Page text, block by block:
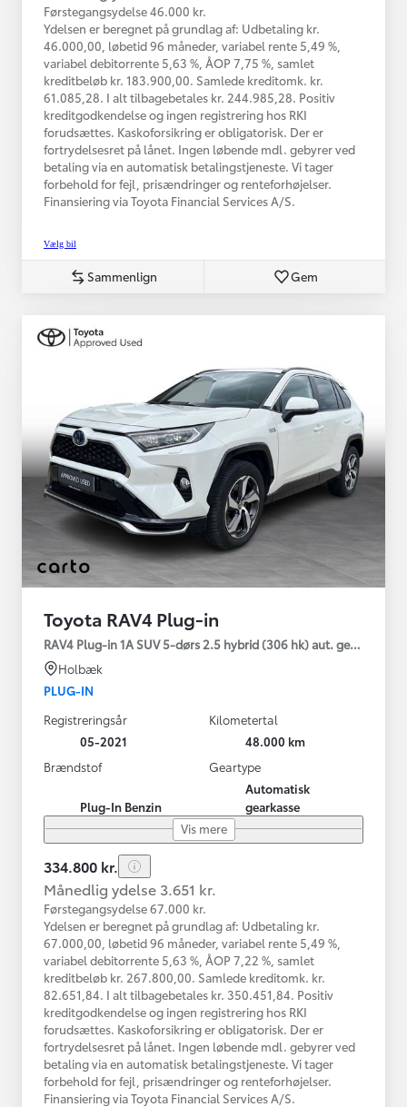
Førstegangsydelse 46.000 kr.
Ydelsen er beregnet på grundlag af: Udbetaling kr.
46.000,00, løbetid 96 måneder, variabel rente 5,49 %,
variabel debitorrente 5,63 %, ÅOP 7,75 %, samlet
kreditbeløb kr. 183.900,00. Samlede kreditomk. kr.
61.085,28. I alt tilbagebetales kr. 244.985,28. Positiv
kreditgodkendelse og ingen registrering hos RKI
forudsættes. Kaskoforsikring er obligatorisk. Der er
fortrydelsesret på lånet. Ingen løbende mdl. gebyrer ved
betaling via en automatisk betalingstjeneste. Vi tager
forbehold for fejl, prisændringer og renteforhøjelser.
Finansiering via Toyota Financial Services A/S.
Vælg bil
Sammenlign Gem
Toyota RAV4 Plug-in
RAV4 Plug-in 1A SUV 5-dørs 2.5 hybrid (306 hk) aut. gear AWD-i
Holbæk
PLUG-IN
Registreringsår
05-2021
Kilometertal
48.000 km
Brændstof
Plug-In Benzin
Geartype
Automatisk
gearkasse
Vis mere
334.800 kr.
Månedlig ydelse 3.651 kr.
Førstegangsydelse 67.000 kr.
Ydelsen er beregnet på grundlag af: Udbetaling kr.
67.000,00, løbetid 96 måneder, variabel rente 5,49 %,
variabel debitorrente 5,63 %, ÅOP 7,22 %, samlet
kreditbeløb kr. 267.800,00. Samlede kreditomk. kr.
82.651,84. I alt tilbagebetales kr. 350.451,84. Positiv
kreditgodkendelse og ingen registrering hos RKI
forudsættes. Kaskoforsikring er obligatorisk. Der er
fortrydelsesret på lånet. Ingen løbende mdl. gebyrer ved
betaling via en automatisk betalingstjeneste. Vi tager
forbehold for fejl, prisændringer og renteforhøjelser.
Finansiering via Toyota Financial Services A/S.